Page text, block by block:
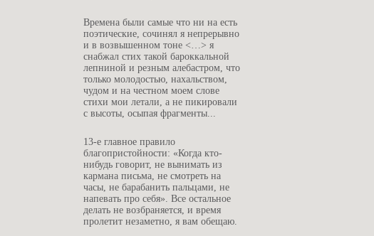
Времена были самые что ни на есть
поэтические, сочинял я непрерывно
и в возвышенном тоне <…> я
снабжал стих такой бароккальной
лепниной и резным алебастром, что
только молодостью, нахальством,
чудом и на честном моем слове
стихи мои летали, а не пикировали
с высоты, осыпая фрагменты...
1 3-е главное правило
благопристойности: «Когда кто-
нибудь говорит, не вынимать из
кармана письма, не смотреть на
часы, не барабанить пальцами, не
напевать про себя». Все остальное
делать не возбраняется, и время
пролетит незаметно, я вам обещаю.